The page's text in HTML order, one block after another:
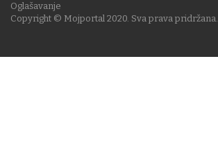
Copyright © Mojportal 2020. Sva prava pridržana.
Oglašavanje